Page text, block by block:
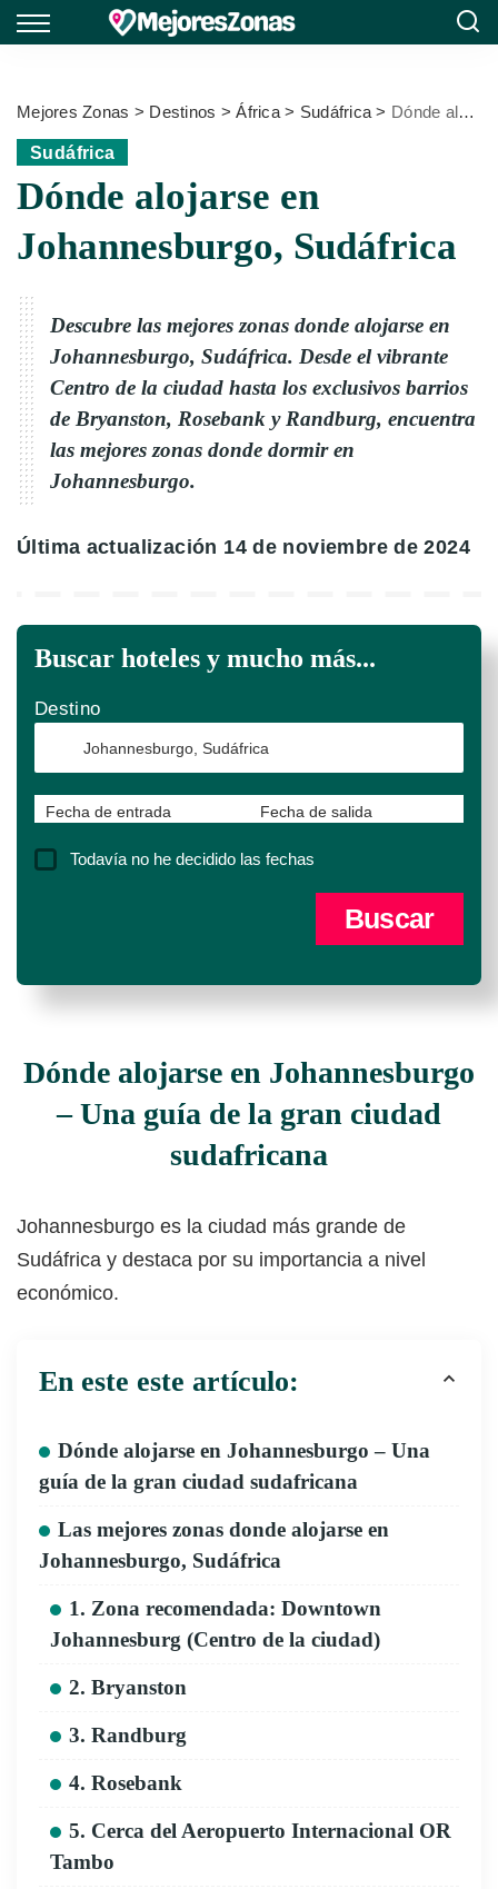
Mejores Zonas > Destinos >África> Sudáfrica > Dónde alojarse en Johannesburgo, Sudáfrica
Sudáfrica
Dónde alojarse en
Johannesburgo, Sudáfrica
Descubre las mejores zonas donde alojarse en
Johannesburgo, Sudáfrica. Desde el vibrante
Centro de la ciudad hasta los exclusivos barrios
de Bryanston, Rosebank y Randburg, encuentra
las mejores zonas donde dormir en
Johannesburgo.
Última actualización 14 de noviembre de 2024
Buscar hoteles y mucho más...
Destino
Fecha de entrada Fecha de salida
Todavía no he decidido las fechas
Dónde alojarse en Johannesburgo
– Una guía de la gran ciudad
sudafricana
Johannesburgo es la ciudad más grande de
Sudáfrica y destaca por su importancia a nivel
económico.
En este este artículo:
Dónde alojarse en Johannesburgo – Una
guía de la gran ciudad sudafricana
Las mejores zonas donde alojarse en
Johannesburgo, Sudáfrica
1. Zona recomendada: Downtown
Johannesburg (Centro de la ciudad)
2. Bryanston
3. Randburg
4. Rosebank
5. Cerca del Aeropuerto Internacional OR
Tambo